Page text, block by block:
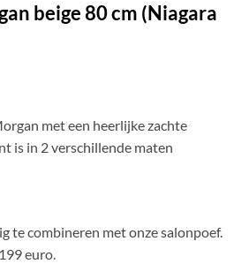
beige 80 cm (Niagara
met een heerlijke zachte
is in 2 verschillende maten
te combineren met onze salonpoef.
euro.